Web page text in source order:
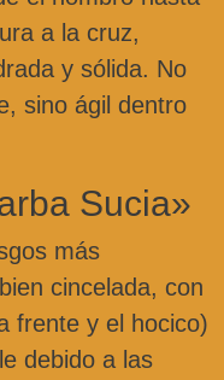
a la cruz,
y sólida. No
sino ágil dentro
Sucia»
más
cincelada, con
frente y el hocico)
debido a las